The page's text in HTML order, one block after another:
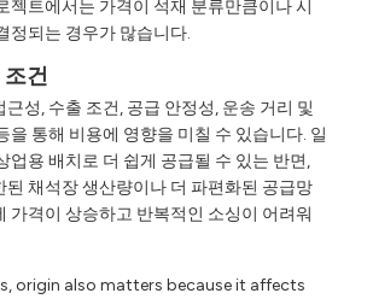
젝트에서는 가격이 석재 분류만큼이나 시
정되는 경우가 많습니다.
건
성, 수출 조건, 공급 안정성, 운송 거리 및
을 통해 비용에 영향을 미칠 수 있습니다. 일
업용 배치로 더 쉽게 공급될 수 있는 반면,
된 채석장 생산량이나 더 파편화된 공급망
가격이 상승하고 반복적인 소싱이 어려워
origin also matters because it affects